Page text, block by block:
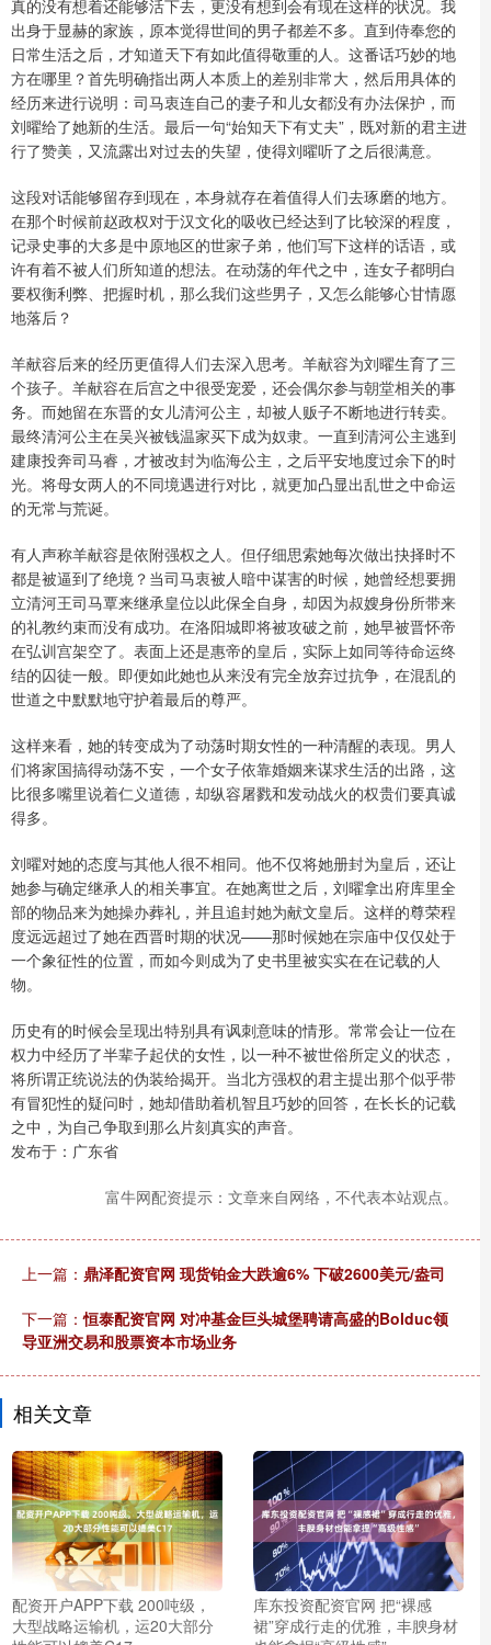
真的没有想着还能够活下去，更没有想到会有现在这样的状况。我
出身于显赫的家族，原本觉得世间的男子都差不多。直到侍奉您的
日常生活之后，才知道天下有如此值得敬重的人。这番话巧妙的地
方在哪里？首先明确指出两人本质上的差别非常大，然后用具体的
经历来进行说明：司马衷连自己的妻子和儿女都没有办法保护，而
刘曜给了她新的生活。最后一句“始知天下有丈夫”，既对新的君主进
行了赞美，又流露出对过去的失望，使得刘曜听了之后很满意。
这段对话能够留存到现在，本身就存在着值得人们去琢磨的地方。
在那个时候前赵政权对于汉文化的吸收已经达到了比较深的程度，
记录史事的大多是中原地区的世家子弟，他们写下这样的话语，或
许有着不被人们所知道的想法。在动荡的年代之中，连女子都明白
要权衡利弊、把握时机，那么我们这些男子，又怎么能够心甘情愿
地落后？
羊献容后来的经历更值得人们去深入思考。羊献容为刘曜生育了三
个孩子。羊献容在后宫之中很受宠爱，还会偶尔参与朝堂相关的事
务。而她留在东晋的女儿清河公主，却被人贩子不断地进行转卖。
最终清河公主在吴兴被钱温家买下成为奴隶。一直到清河公主逃到
建康投奔司马睿，才被改封为临海公主，之后平安地度过余下的时
光。将母女两人的不同境遇进行对比，就更加凸显出乱世之中命运
的无常与荒诞。
有人声称羊献容是依附强权之人。但仔细思索她每次做出抉择时不
都是被逼到了绝境？当司马衷被人暗中谋害的时候，她曾经想要拥
立清河王司马覃来继承皇位以此保全自身，却因为叔嫂身份所带来
的礼教约束而没有成功。在洛阳城即将被攻破之前，她早被晋怀帝
在弘训宫架空了。表面上还是惠帝的皇后，实际上如同等待命运终
结的囚徒一般。即便如此她也从来没有完全放弃过抗争，在混乱的
世道之中默默地守护着最后的尊严。
这样来看，她的转变成为了动荡时期女性的一种清醒的表现。男人
们将家国搞得动荡不安，一个女子依靠婚姻来谋求生活的出路，这
比很多嘴里说着仁义道德，却纵容屠戮和发动战火的权贵们要真诚
得多。
刘曜对她的态度与其他人很不相同。他不仅将她册封为皇后，还让
她参与确定继承人的相关事宜。在她离世之后，刘曜拿出府库里全
部的物品来为她操办葬礼，并且追封她为献文皇后。这样的尊荣程
度远远超过了她在西晋时期的状况——那时候她在宗庙中仅仅处于
一个象征性的位置，而如今则成为了史书里被实实在在记载的人
物。
历史有的时候会呈现出特别具有讽刺意味的情形。常常会让一位在
权力中经历了半辈子起伏的女性，以一种不被世俗所定义的状态，
将所谓正统说法的伪装给揭开。当北方强权的君主提出那个似乎带
有冒犯性的疑问时，她却借助着机智且巧妙的回答，在长长的记载
之中，为自己争取到那么片刻真实的声音。
发布于：广东省
富牛网配资提示：文章来自网络，不代表本站观点。
上一篇： 鼎泽配资官网 现货铂金大跌逾6% 下破2600美元/盎司
下一篇：恒泰配资官网 对冲基金巨头城堡聘请高盛的Bolduc领
导亚洲交易和股票资本市场业务
相关文章
配资开户APP下载 200吨级，
大型战略运输机，运20大部分
库东投资配资官网 把“裸感
裙”穿成行走的优雅，丰腴身材